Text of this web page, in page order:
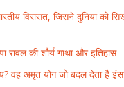
विरासत, जिसने दुनिया को
रावल की शौर्य गाथा और इतिहास
वह अमृत योग जो बदल देता है